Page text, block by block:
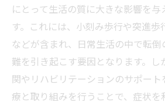
にとって生活の質に大きな影響を与
す。これには、小刻み歩行や突進歩
などが含まれ、日常生活の中で転
難を引き起こす要因となります。し
関やリハビリテーションのサポー
療と取り組みを行うことで、症状を